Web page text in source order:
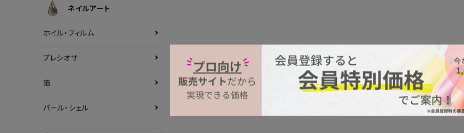
ネイルアート
ホイル・フィルム
プレシオサ
箔
パール・シェル